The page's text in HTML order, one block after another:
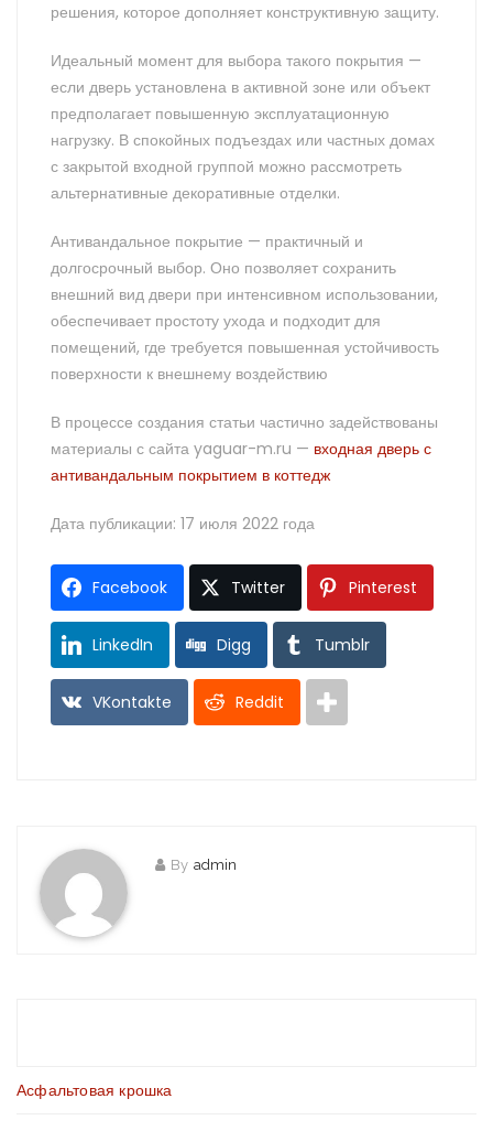
решения, которое дополняет конструктивную защиту.
Идеальный момент для выбора такого покрытия —
если дверь установлена в активной зоне или объект
предполагает повышенную эксплуатационную
нагрузку. В спокойных подъездах или частных домах
с закрытой входной группой можно рассмотреть
альтернативные декоративные отделки.
Антивандальное покрытие — практичный и
долгосрочный выбор. Оно позволяет сохранить
внешний вид двери при интенсивном использовании,
обеспечивает простоту ухода и подходит для
помещений, где требуется повышенная устойчивость
поверхности к внешнему воздействию
В процессе создания статьи частично задействованы
материалы с сайта yaguar-m.ru — входная дверь с
антивандальным покрытием в коттедж
Дата публикации: 17 июля 2022 года
Facebook Twitter Pinterest
LinkedIn Digg Tumblr
VKontakte Reddit
By admin
Асфальтовая крошка